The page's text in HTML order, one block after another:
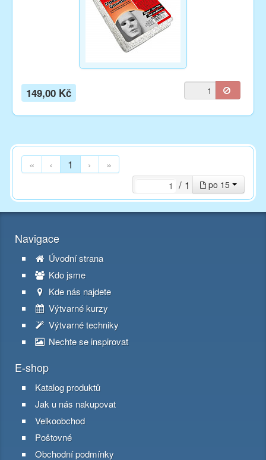
149,00 Kč
« ‹ 1 › »
po 15
/ 1
Navigace
Úvodní strana
Kdo jsme
Kde nás najdete
Výtvarné kurzy
Výtvarné techniky
Nechte se inspirovat
E-shop
Katalog produktů
Jak u nás nakupovat
Velkoobchod
Poštovné
Obchodní podmínky